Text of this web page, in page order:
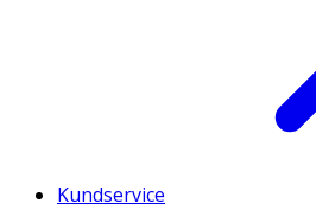
Kundservice